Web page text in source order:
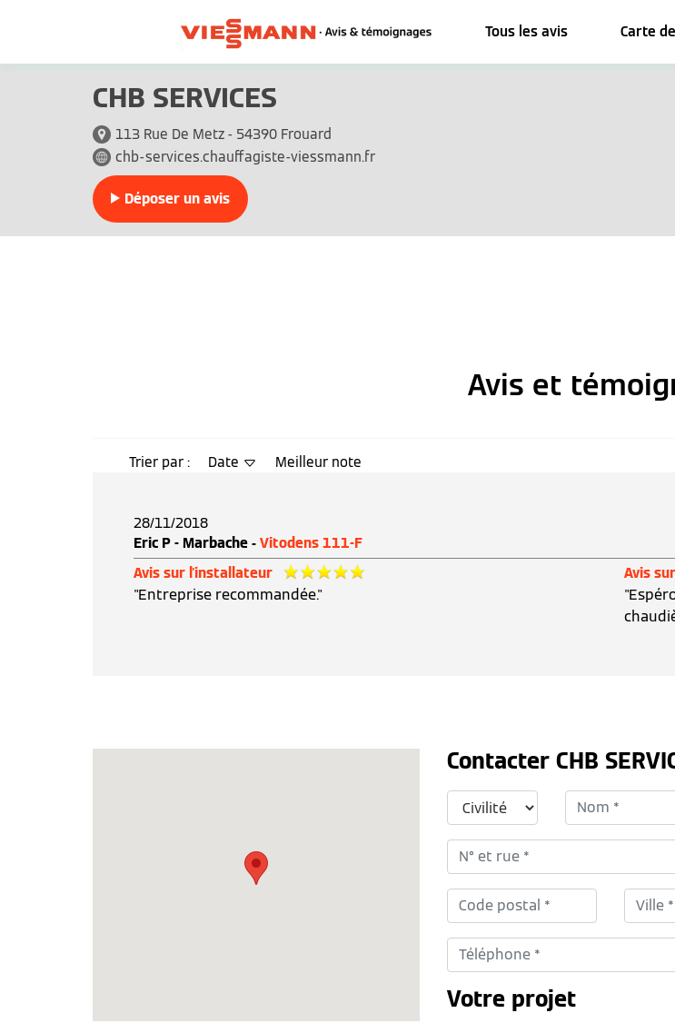
Tous les avis Carte
CHB SERVICES
113 Rue De Metz - 54390 Frouard
chb-services.chauffagiste-viessmann.fr
Déposer un avis
Avis et
Trier par : Date Meilleur note
28/11/2018
Eric P - Marbache - Vitodens 111-F
Avis sur l'installateur
"Entreprise recommandée."
Avis
Contacter CHB
Votre projet